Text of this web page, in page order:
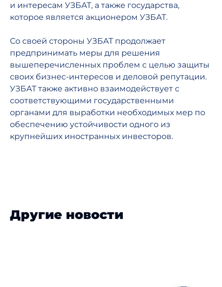
и интересам УЗБАТ, а также государства,
которое является акционером УЗБАТ.
Со своей стороны УЗБАТ продолжает
предпринимать меры для решения
вышеперечисленных проблем с целью защиты
своих бизнес-интересов и деловой репутации.
УЗБАТ также активно взаимодействует с
соответствующими государственными
органами для выработки необходимых мер по
обеспечению устойчивости одного из
крупнейших иностранных инвесторов.
Другие новости